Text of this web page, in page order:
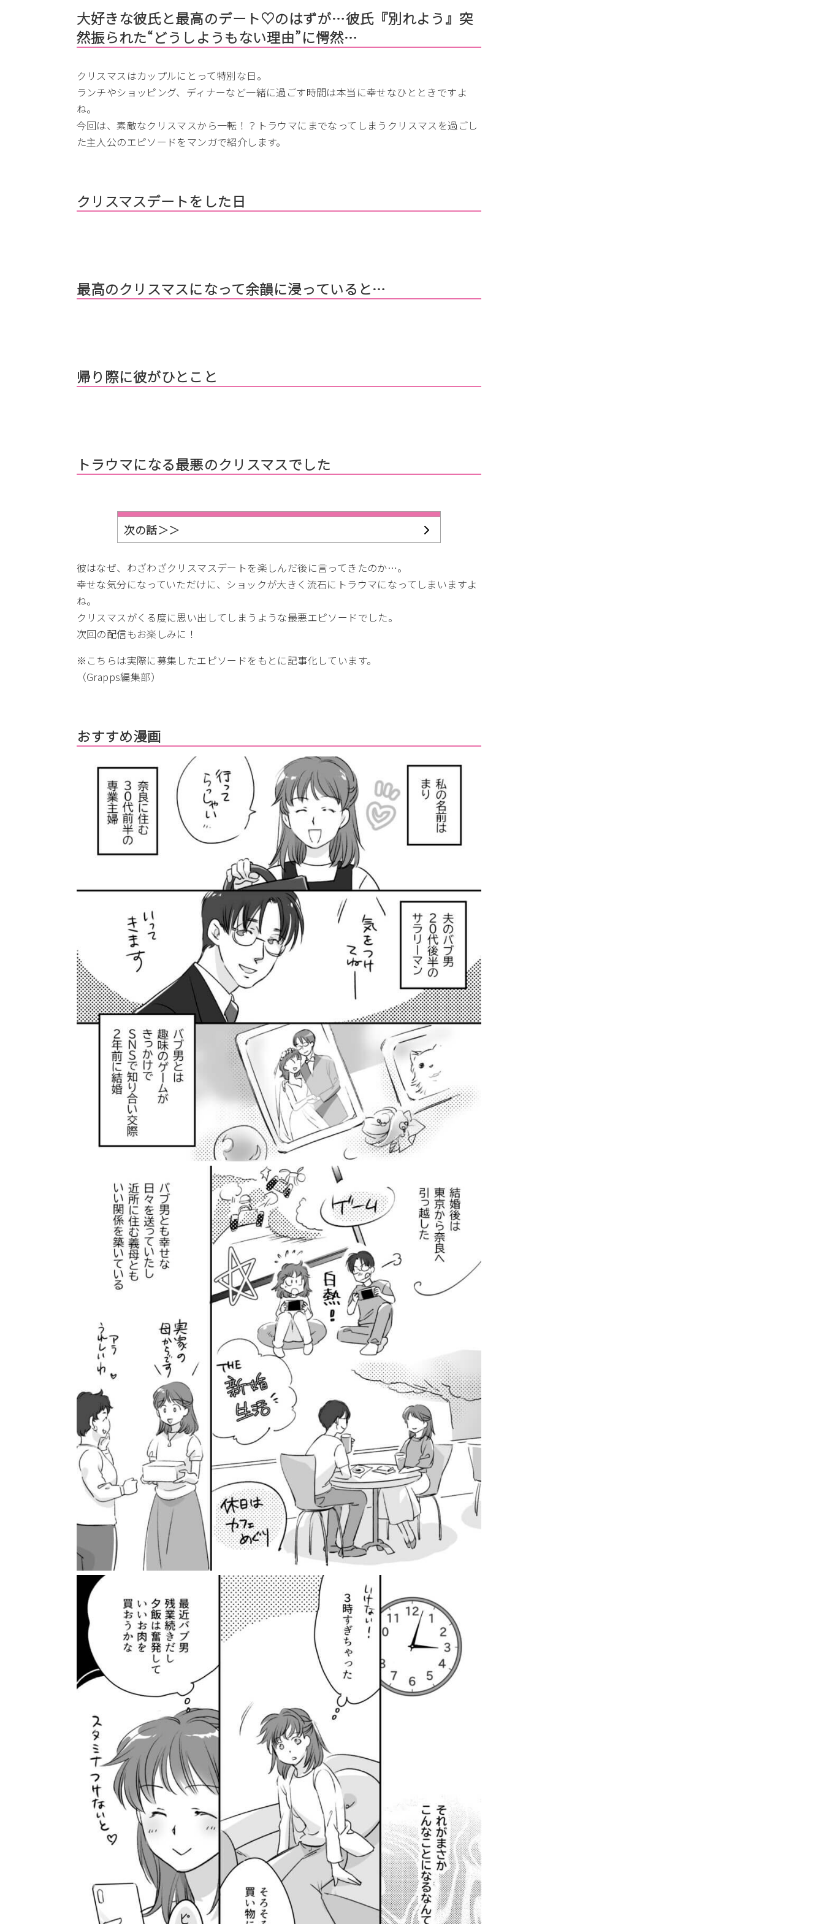
大好きな彼氏と最高のデート♡のはずが…彼氏『別れよう』突
然振られた“どうしようもない理由”に愕然…
クリスマスはカップルにとって特別な日。
ランチやショッピング、ディナーなど一緒に過ごす時間は本当に幸せなひとときですよ
ね。
今回は、素敵なクリスマスから一転！？トラウマにまでなってしまうクリスマスを過ごし
た主人公のエピソードをマンガで紹介します。
クリスマスデートをした日
最高のクリスマスになって余韻に浸っていると…
帰り際に彼がひとこと
トラウマになる最悪のクリスマスでした
次の話＞＞
彼はなぜ、わざわざクリスマスデートを楽しんだ後に言ってきたのか…。
幸せな気分になっていただけに、ショックが大きく流石にトラウマになってしまいますよ
ね。
クリスマスがくる度に思い出してしまうような最悪エピソードでした。
次回の配信もお楽しみに！
※こちらは実際に募集したエピソードをもとに記事化しています。
（Grapps編集部）
おすすめ漫画